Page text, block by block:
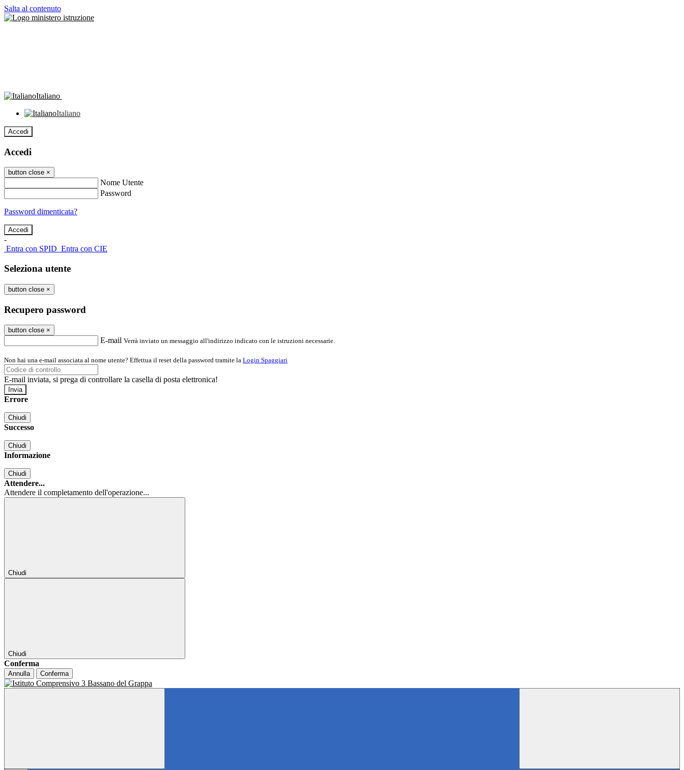
Salta al contenuto
Italiano
Italiano
Accedi
Accedi
button close ×
Nome Utente
Password
Password dimenticata?
-
Entra con SPID Entra con CIE
Seleziona utente
button close ×
Recupero password
button close ×
E-mail Verrà inviato un messaggio all'indirizzo indicato con le istruzioni necessarie.
Non hai una e-mail associata al nome utente? Effettua il reset della password tramite la Login Spaggiari
E-mail inviata, si prega di controllare la casella di posta elettronica!
Errore
Chiudi
Successo
Chiudi
Informazione
Chiudi
Attendere...
Attendere il completamento dell'operazione...
Chiudi
Chiudi
Conferma
Annulla Conferma